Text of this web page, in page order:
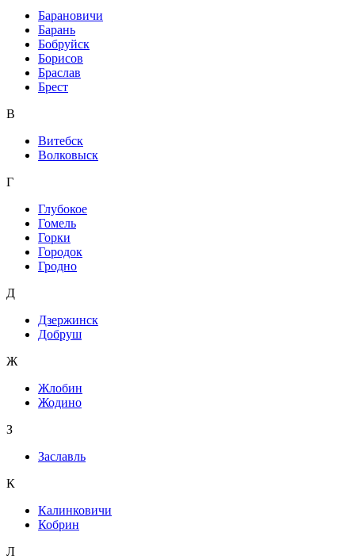
Барановичи
Барань
Бобруйск
Борисов
Браслав
Брест
В
Витебск
Волковыск
Г
Глубокое
Гомель
Горки
Городок
Гродно
Д
Дзержинск
Добруш
Ж
Жлобин
Жодино
З
Заславль
К
Калинковичи
Кобрин
Л